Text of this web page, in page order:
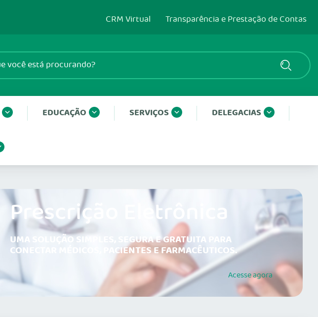
CRM Virtual Transparência e Prestação de Contas
EDUCAÇÃO SERVIÇOS DELEGACIAS
Prescrição Eletrônica
UMA SOLUÇÃO SIMPLES, SEGURA E GRATUITA PARA
CONECTAR MÉDICOS, PACIENTES E FARMACÊUTICOS.
Acesseagora